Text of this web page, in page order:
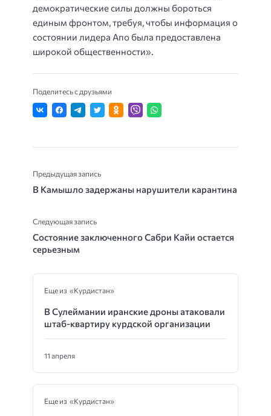
демократические силы должны бороться
единым фронтом, требуя, чтобы информация о
состоянии лидера Апо была предоставлена
широкой общественности».
Поделитесь с друзьями
Предыдущая запись
В Камышло задержаны нарушители карантина
Следующая запись
Состояние заключенного Сабри Кайи остается
серьезным
Еще из «Курдистан»
В Сулеймании иранские дроны атаковали
штаб-квартиру курдской организации
11 апреля
Еще из «Курдистан»